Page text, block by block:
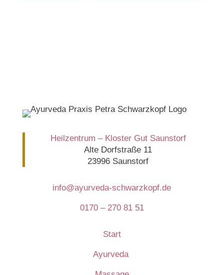
Heilzentrum – Kloster Gut Saunstorf
Alte Dorfstraße 11
23996 Saunstorf
info@ayurveda-schwarzkopf.de
0170 – 270 81 51
Start
Ayurveda